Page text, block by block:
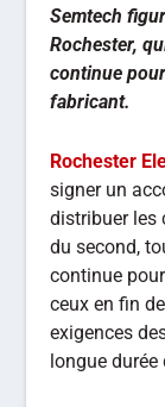
Semtech
Rochester,
continue
fabricant.
Rochester
signer un
distribuer les
du second,
continue
ceux en fin
exigences
longue durée